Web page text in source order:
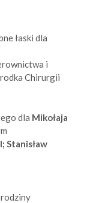
łaski dla
i
Chirurgii
dla Mikołaja
Stanisław